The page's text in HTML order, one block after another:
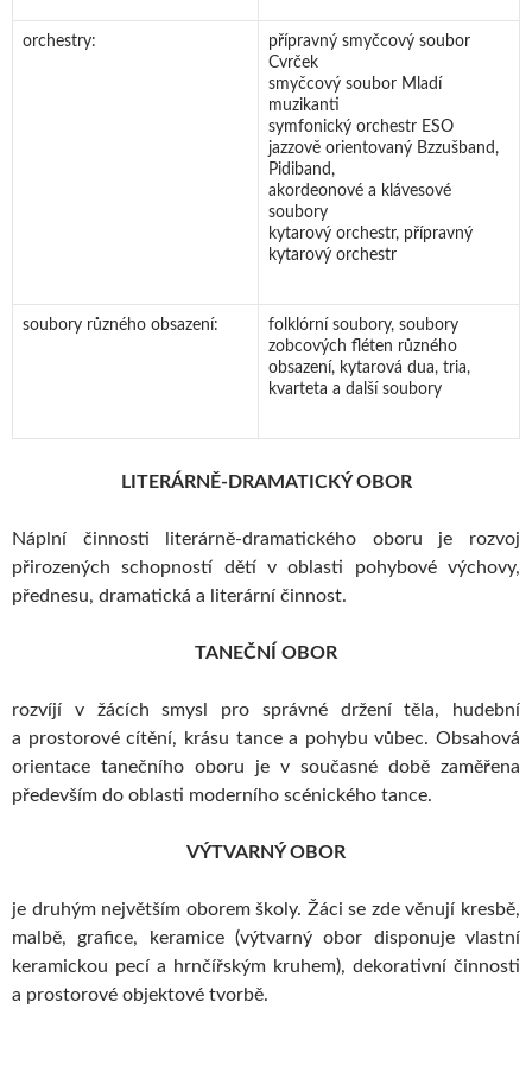
orchestry:
přípravný smyčcový soubor
Cvrček
smyčcový soubor Mladí
muzikanti
symfonický orchestr ESO
jazzově orientovaný Bzzušband,
Pidiband,
akordeonové a klávesové
soubory
kytarový orchestr, přípravný
kytarový orchestr
soubory různého obsazení:
folklórní soubory, soubory
zobcových fléten různého
obsazení, kytarová dua, tria,
kvarteta a další soubory
LITERÁRNĚ-DRAMATICKÝ OBOR
Náplní činnosti literárně-dramatického oboru je rozvoj
přirozených schopností dětí v oblasti pohybové výchovy,
přednesu, dramatická a literární činnost.
TANEČNÍ OBOR
rozvíjí v žácích smysl pro správné držení těla, hudební
a prostorové cítění, krásu tance a pohybu vůbec. Obsahová
orientace tanečního oboru je v současné době zaměřena
především do oblasti moderního scénického tance.
VÝTVARNÝ OBOR
je druhým největším oborem školy. Žáci se zde věnují kresbě,
malbě, grafice, keramice (výtvarný obor disponuje vlastní
keramickou pecí a hrnčířským kruhem), dekorativní činnosti
a prostorové objektové tvorbě.